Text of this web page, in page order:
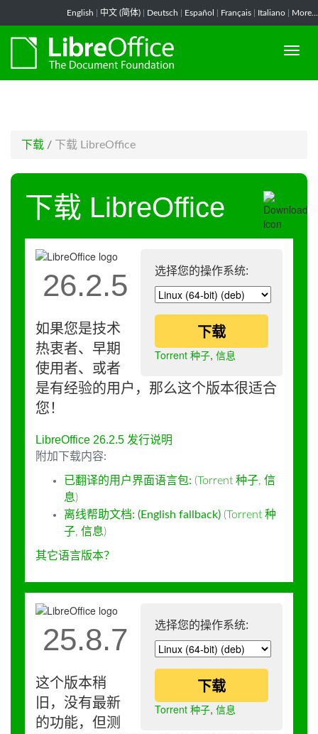
English 中文 (简体) Deutsch Español Français Italiano More...
下载 / 下载 LibreOffice
下载 LibreOffice
选择您的操作系统:
下载
Torrent 种子, 信息
26.2.5
如果您是技术
热衷者、早期
使用者、或者
是有经验的用户，那么这个版本很适合
您！
LibreOffice 26.2.5 发行说明
附加下载内容:
已翻译的用户界面语言包: (Torrent 种子, 信
息)
离线帮助文档: (English fallback) (Torrent 种
子, 信息)
其它语言版本？
选择您的操作系统:
下载
Torrent 种子, 信息
25.8.7
这个版本稍
旧，没有最新
的功能，但测